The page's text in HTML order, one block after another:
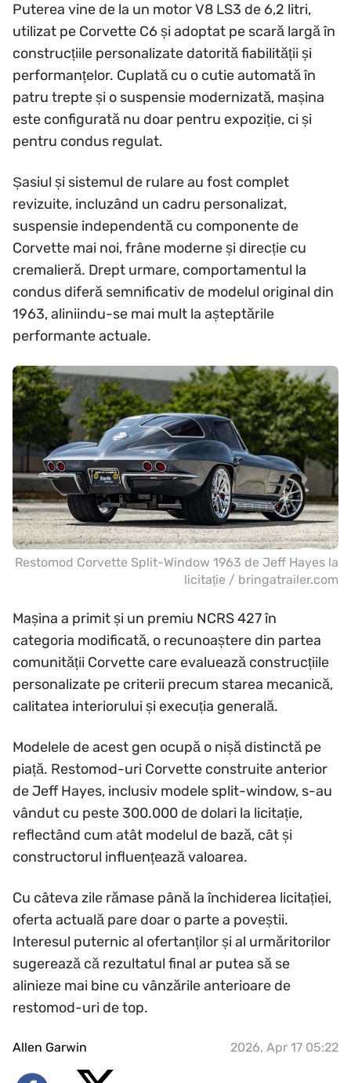
Puterea vine de la un motor V8 LS3 de 6,2 litri,
utilizat pe Corvette C6 și adoptat pe scară largă în
construcțiile personalizate datorită fiabilității și
performanțelor. Cuplată cu o cutie automată în
patru trepte și o suspensie modernizată, mașina
este configurată nu doar pentru expoziție, ci și
pentru condus regulat.
Șasiul și sistemul de rulare au fost complet
revizuite, incluzând un cadru personalizat,
suspensie independentă cu componente de
Corvette mai noi, frâne moderne și direcție cu
cremalieră. Drept urmare, comportamentul la
condus diferă semnificativ de modelul original din
1963, aliniindu-se mai mult la așteptările
performante actuale.
Restomod Corvette Split-Window 1963 de Jeff Hayes la
licitație / bringatrailer.com
Mașina a primit și un premiu NCRS 427 în
categoria modificată, o recunoaștere din partea
comunității Corvette care evaluează construcțiile
personalizate pe criterii precum starea mecanică,
calitatea interiorului și execuția generală.
Modelele de acest gen ocupă o nișă distinctă pe
piață. Restomod-uri Corvette construite anterior
de Jeff Hayes, inclusiv modele split-window, s-au
vândut cu peste 300.000 de dolari la licitație,
reflectând cum atât modelul de bază, cât și
constructorul influențează valoarea.
Cu câteva zile rămase până la închiderea licitației,
oferta actuală pare doar o parte a poveștii.
Interesul puternic al ofertanților și al urmăritorilor
sugerează că rezultatul final ar putea să se
alinieze mai bine cu vânzările anterioare de
restomod-uri de top.
Allen Garwin 2026, Apr 17 05:22